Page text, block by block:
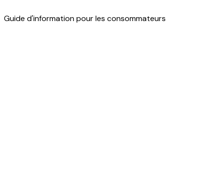
Guide d'information pour les consommateurs